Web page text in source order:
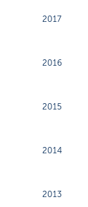
2017
2016
2015
2014
2013